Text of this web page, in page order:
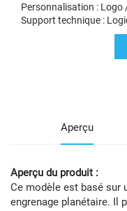
Personnalisation :
Support technique :
Aperçu
Aperçu du produit :
Ce modèle est basé sur
engrenage planétaire. Il